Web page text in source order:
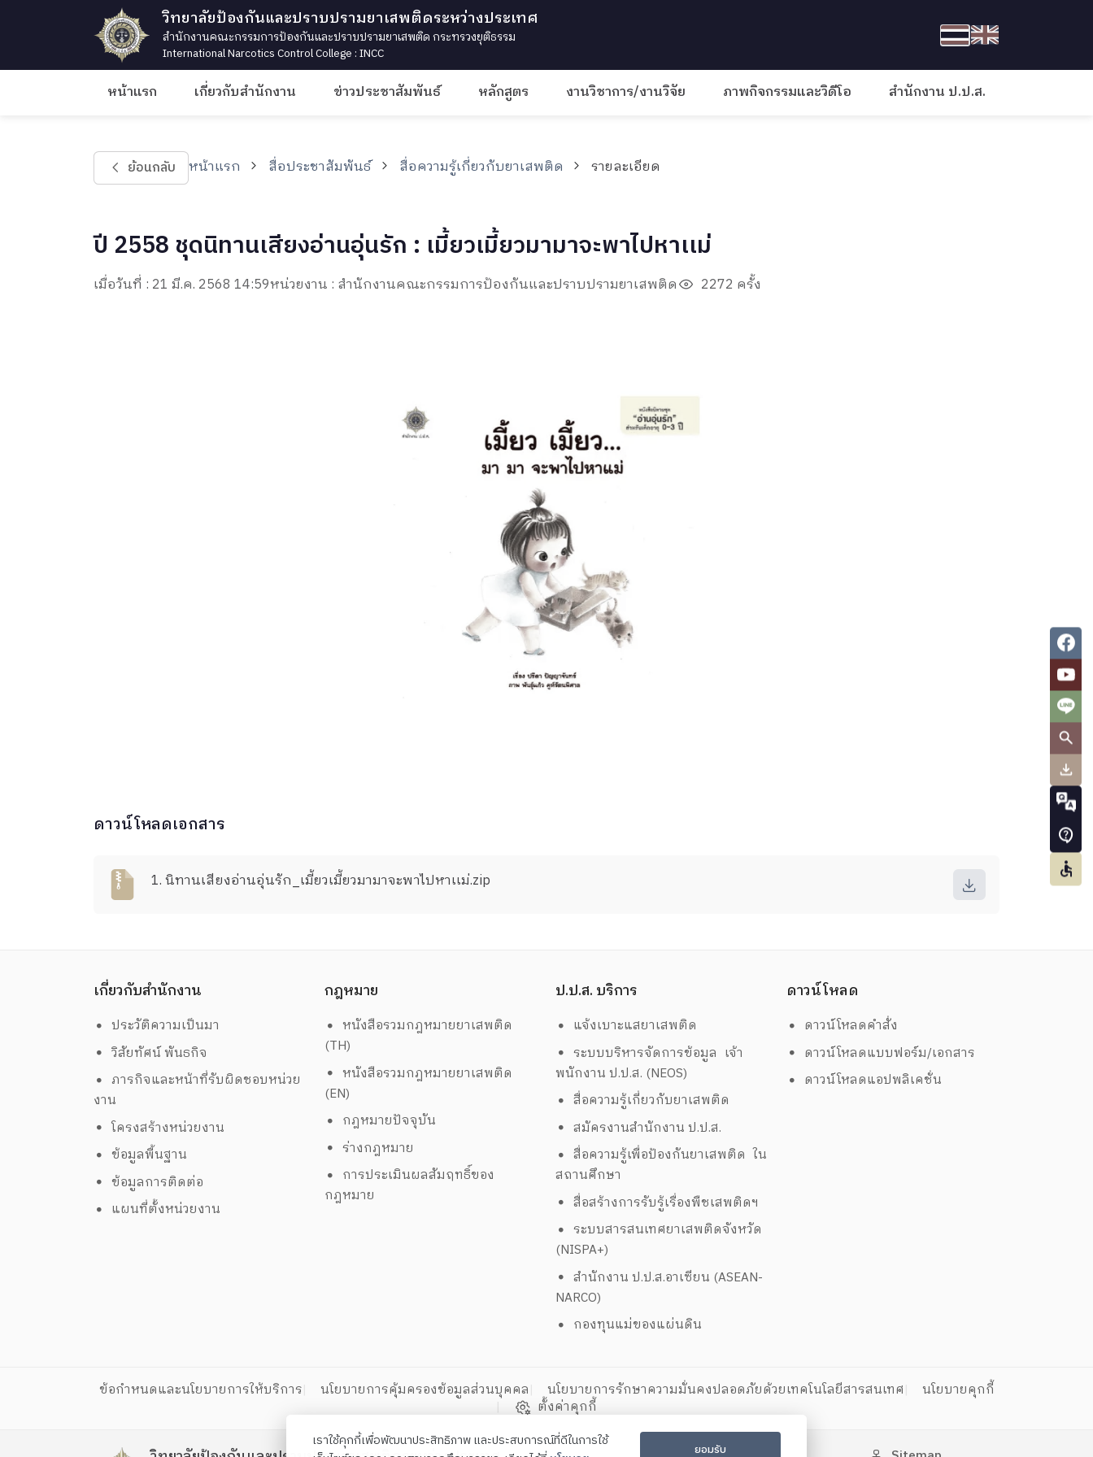
วิทยาลัยป้องกันและปราบปรามยาเสพติดระหว่างประเทศ
สำนักงานคณะกรรมการป้องกันและปราบปรามยาเสพติด กระทรวงยุติธรรม
International Narcotics Control College : INCC
หน้าแรก เกี่ยวกับสำนักงาน ข่าวประชาสัมพันธ์ หลักสูตร งานวิชาการ/งานวิจัย ภาพกิจกรรมและวิดีโอ สำนักงาน ป.ป.ส.
ย้อนกลับ หน้าแรก สื่อประชาสัมพันธ์ สื่อความรู้เกี่ยวกับยาเสพติด รายละเอียด
ปี 2558 ชุดนิทานเสียงอ่านอุ่นรัก : เมี้ยวเมี้ยวมามาจะพาไปหาเเม่
เมื่อวันที่ : 21 มี.ค. 2568 14:59หน่วยงาน : สำนักงานคณะกรรมการป้องกันและปราบปรามยาเสพติด 2272 ครั้ง
ดาวน์โหลดเอกสาร
1. นิทานเสียงอ่านอุ่นรัก_เมี้ยวเมี้ยวมามาจะพาไปหาเเม่.zip
เกี่ยวกับสำนักงาน
ประวัติความเป็นมา
วิสัยทัศน์ พันธกิจ
ภารกิจและหน้าที่รับผิดชอบหน่วย
งาน
โครงสร้างหน่วยงาน
ข้อมูลพื้นฐาน
ข้อมูลการติดต่อ
แผนที่ตั้งหน่วยงาน
กฎหมาย
หนังสือรวมกฎหมายยาเสพติด
(TH)
หนังสือรวมกฎหมายยาเสพติด
(EN)
กฎหมายปัจจุบัน
ร่างกฎหมาย
การประเมินผลสัมฤทธิ์ของ
กฎหมาย
ป.ป.ส. บริการ
แจ้งเบาะแสยาเสพติด
ระบบบริหารจัดการข้อมูล เจ้า
พนักงาน ป.ป.ส. (NEOS)
สื่อความรู้เกี่ยวกับยาเสพติด
สมัครงานสำนักงาน ป.ป.ส.
สื่อความรู้เพื่อป้องกันยาเสพติด ใน
สถานศึกษา
สื่อสร้างการรับรู้เรื่องพืชเสพติดฯ
ระบบสารสนเทศยาเสพติดจังหวัด
(NISPA+)
สำนักงาน ป.ป.ส.อาเซียน (ASEAN-
NARCO)
กองทุนแม่ของแผ่นดิน
ดาวน์โหลด
ดาวน์โหลดคำสั่ง
ดาวน์โหลดแบบฟอร์ม/เอกสาร
ดาวน์โหลดแอปพลิเคชั่น
ข้อกำหนดและนโยบายการให้บริการ นโยบายการคุ้มครองข้อมูลส่วนบุคคล นโยบายการรักษาความมั่นคงปลอดภัยด้วยเทคโนโลยีสารสนเทศ
นโยบายคุกกี้
ตั้งค่าคุกกี้
เราใช้คุกกี้เพื่อพัฒนาประสิทธิภาพ และประสบการณ์ที่ดีในการใช้
ยอมรับ